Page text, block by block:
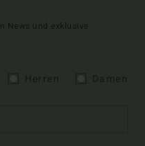
News und exklusive